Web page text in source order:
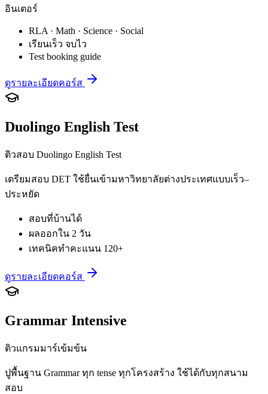
อินเตอร์
RLA · Math · Science · Social
เรียนเร็ว จบไว
Test booking guide
ดูรายละเอียดคอร์ส
Duolingo English Test
ติวสอบ Duolingo English Test
เตรียมสอบ DET ใช้ยื่นเข้ามหาวิทยาลัยต่างประเทศแบบเร็ว–
ประหยัด
สอบที่บ้านได้
ผลออกใน 2 วัน
เทคนิคทำคะแนน 120+
ดูรายละเอียดคอร์ส
Grammar Intensive
ติวแกรมมาร์เข้มข้น
ปูพื้นฐาน Grammar ทุก tense ทุกโครงสร้าง ใช้ได้กับทุกสนาม
สอบ